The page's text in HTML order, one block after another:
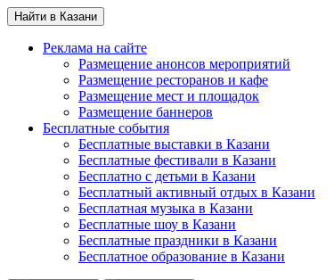
Найти в Казани
Реклама на сайте
Размещение анонсов мероприятий
Размещение ресторанов и кафе
Размещение мест и площадок
Размещение баннеров
Бесплатные события
Бесплатные выставки в Казани
Бесплатные фестивали в Казани
Бесплатно с детьми в Казани
Бесплатный активный отдых в Казани
Бесплатная музыка в Казани
Бесплатные шоу в Казани
Бесплатные праздники в Казани
Бесплатное образование в Казани